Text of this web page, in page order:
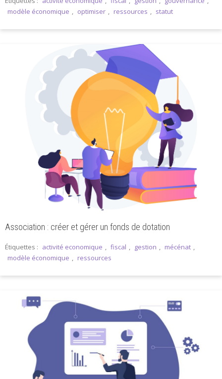
modèle économique , optimiser , ressources , statut
Association : créer et gérer un fonds de dotation
Étiquettes : activité economique , fiscal , gestion , mécénat ,
modèle économique , ressources